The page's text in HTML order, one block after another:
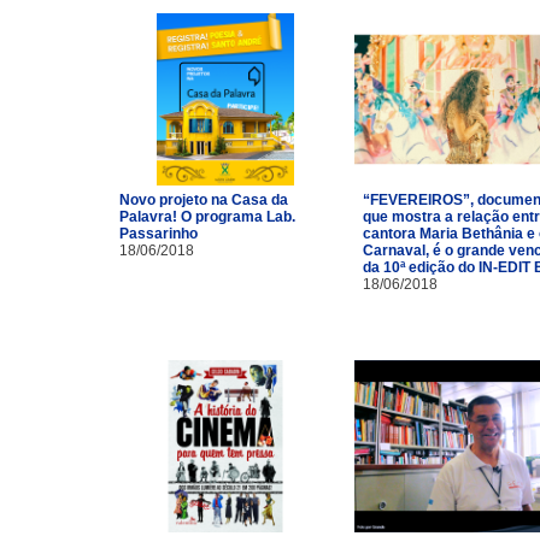
Novo projeto na Casa da
Palavra! O programa Lab.
Passarinho
18/06/2018
“FEVEREIROS”,
que mostra a relação
cantora Maria Bethânia e
Carnaval, é o grande
da 10ª edição do IN-EDIT
18/06/2018